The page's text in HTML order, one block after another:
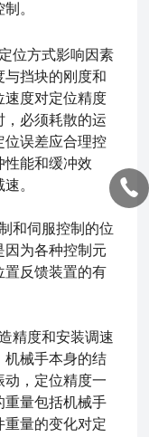
。
位方式影响因素
与挡块的刚度和
速度对定位精度
，必须耗散的运
位误差应合理控
性能和缓冲效
。
和伺服控制的位
因为各种控制元
置反馈装置的有
精度和安装调速
机械手本身的结
动，定位精度一
量包括机械手
重量的变化对定